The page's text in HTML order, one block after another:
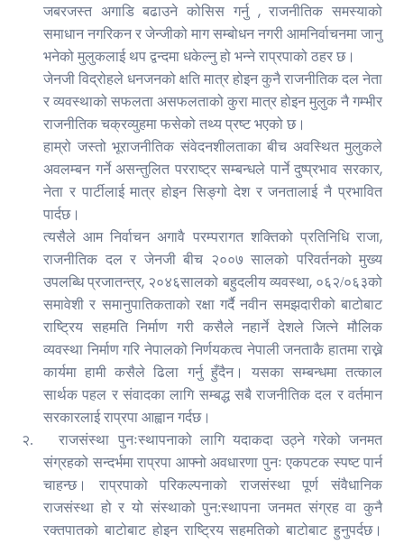
जबरजस्त अगाडि बढाउने कोसिस गर्नु ,राजनीतिक समस्याको
समाधान नगरिकन र जेन्जीको माग सम्बोधन नगरी आमनिर्वाचनमा जानु
भनेको मुलुकलाई थप द्वन्दमा धकेल्नु हो भन्ने राप्रपाको ठहर छ।
जेनजी विद्रोहले धनजनको क्षति मात्र होइन कुनै राजनीतिक दल नेता
र व्यवस्थाको सफलता असफलताको कुरा मात्र होइन मुलुक नै गम्भीर
राजनीतिक चक्रव्युहमा फसेको तथ्य प्रष्ट भएको छ।
हाम्रो जस्तो भूराजनीतिक संवेदनशीलताका बीच अवस्थित मुलुकले
अवलम्बन गर्ने असन्तुलित परराष्ट्र सम्बन्धले पार्ने दुष्प्रभाव सरकार,
नेता र पार्टीलाई मात्र होइन सिङ्गो देश र जनतालाई नै प्रभावित
पार्दछ।
त्यसैले आम निर्वाचन अगावै परम्परागत शक्तिको प्रतिनिधि राजा,
राजनीतिक दल र जेनजी बीच २००७ सालको परिवर्तनको मुख्य
उपलब्धि प्रजातन्त्र, २०४६सालको बहुदलीय व्यवस्था,०६२/०६३को
समावेशी र समानुपातिकताको रक्षा गर्दै नवीन समझदारीको बाटोबाट
राष्ट्रिय सहमति निर्माण गरी कसैले नहार्ने देशले जित्ने मौलिक
व्यवस्था निर्माण गरि नेपालको निर्णयकत्व नेपाली जनताकै हातमा राख्ने
कार्यमा हामी कसैले ढिला गर्नु हुँदैन। यसका सम्बन्धमा तत्काल
सार्थक पहल र संवादका लागि सम्बद्ध सबै राजनीतिक दल र वर्तमान
सरकारलाई राप्रपा आह्वान गर्दछ।
२.
राजसंस्था पुनःस्थापनाको लागि यदाकदा उठ्ने गरेको जनमत
संग्रहको सन्दर्भमा राप्रपा आफ्नो अवधारणा पुनः एकपटक स्पष्ट पार्न
चाहन्छ। राप्रपाको परिकल्पनाको राजसंस्था पूर्ण संवैधानिक
राजसंस्था हो र यो संस्थाको पुन:स्थापना जनमत संग्रह वा कुनै
रक्तपातको बाटोबाट होइन राष्ट्रिय सहमतिको बाटोबाट हुनुपर्दछ।